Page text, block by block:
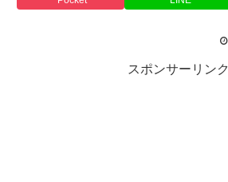
スポンサーリンク